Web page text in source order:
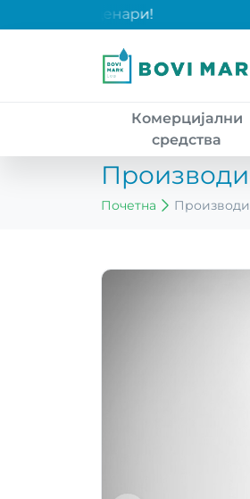
над 2000 денари!
Комерцијални
средства
Производи
Почетна Производи